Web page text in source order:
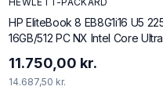
HP EliteBook 8 EB8G1i16 U5
16GB/512 PC NX Intel Core
SSD Wi-Fi 7 (802.11be)
Silver
11.750,00 kr.
14.687,50 kr.